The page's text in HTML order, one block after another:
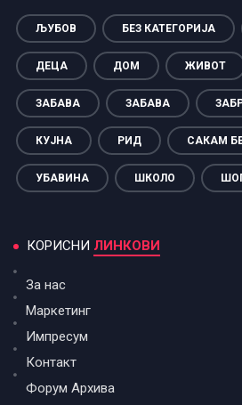
ЉУБОВ БЕЗ КАТЕГОРИЈА
ДЕЦА ДОМ ЖИВОТ
ЗАБАВА ЗАБАВА
КУЈНА РИД САКАМ
УБАВИНА ШКОЛО
КОРИСНИ ЛИНКОВИ
За нас
Маркетинг
Импресум
Контакт
Форум Архива